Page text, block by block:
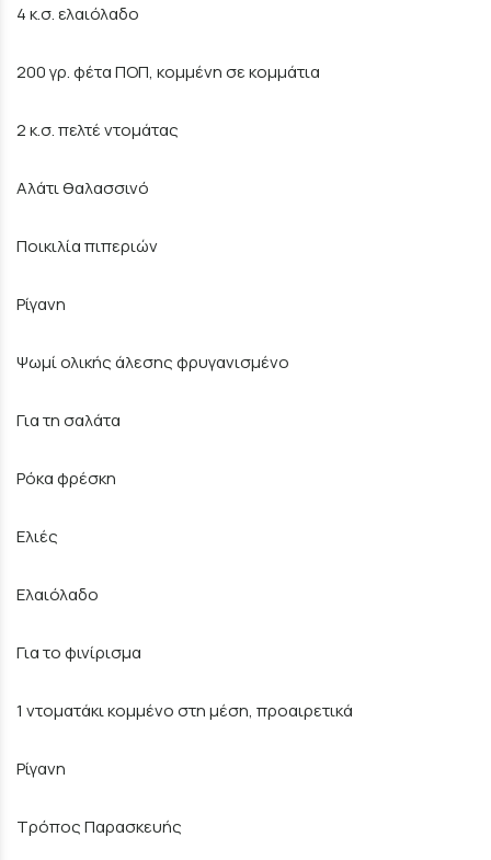
4 κ.σ. ελαιόλαδο
200 γρ. φέτα ΠΟΠ, κομμένη σε κομμάτια
2 κ.σ. πελτέ ντομάτας
Αλάτι θαλασσινό
Ποικιλία πιπεριών
Ρίγανη
Ψωμί ολικής άλεσης φρυγανισμένο
Για τη σαλάτα
Ρόκα φρέσκη
Ελιές
Ελαιόλαδο
Για το φινίρισμα
1 ντοματάκι κομμένο στη μέση, προαιρετικά
Ρίγανη
Τρόπος Παρασκευής